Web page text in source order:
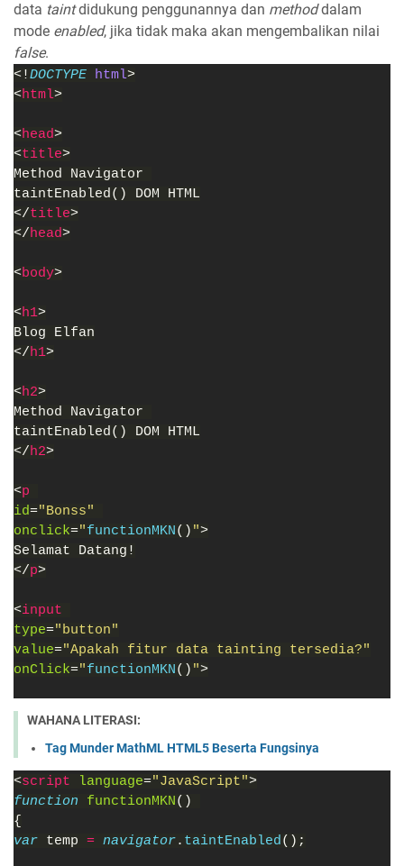
data taintdidukung penggunannya dan methoddalam
mode enabled, jika tidak maka akan mengembalikan nilai
false.
<!DOCTYPE html>
<html>
<head>
<title>
Method Navigator
taintEnabled() DOM HTML
</title>
</head>
<body>
<h1>
Blog Elfan
</h1>
<h2>
Method Navigator
taintEnabled() DOM HTML
</h2>
<p
id="Bonss"
onclick="functionMKN () ">
Selamat Datang!
</p>
<input
type="button"
value="Apakah fitur data tainting tersedia?"
onClick="functionMKN () ">
WAHANA LITERASI:
Tag Munder MathML HTML5 Beserta Fungsinya
<script language="JavaScript">
function functionMKN()
{
var temp = navigator. taintEnabled ();